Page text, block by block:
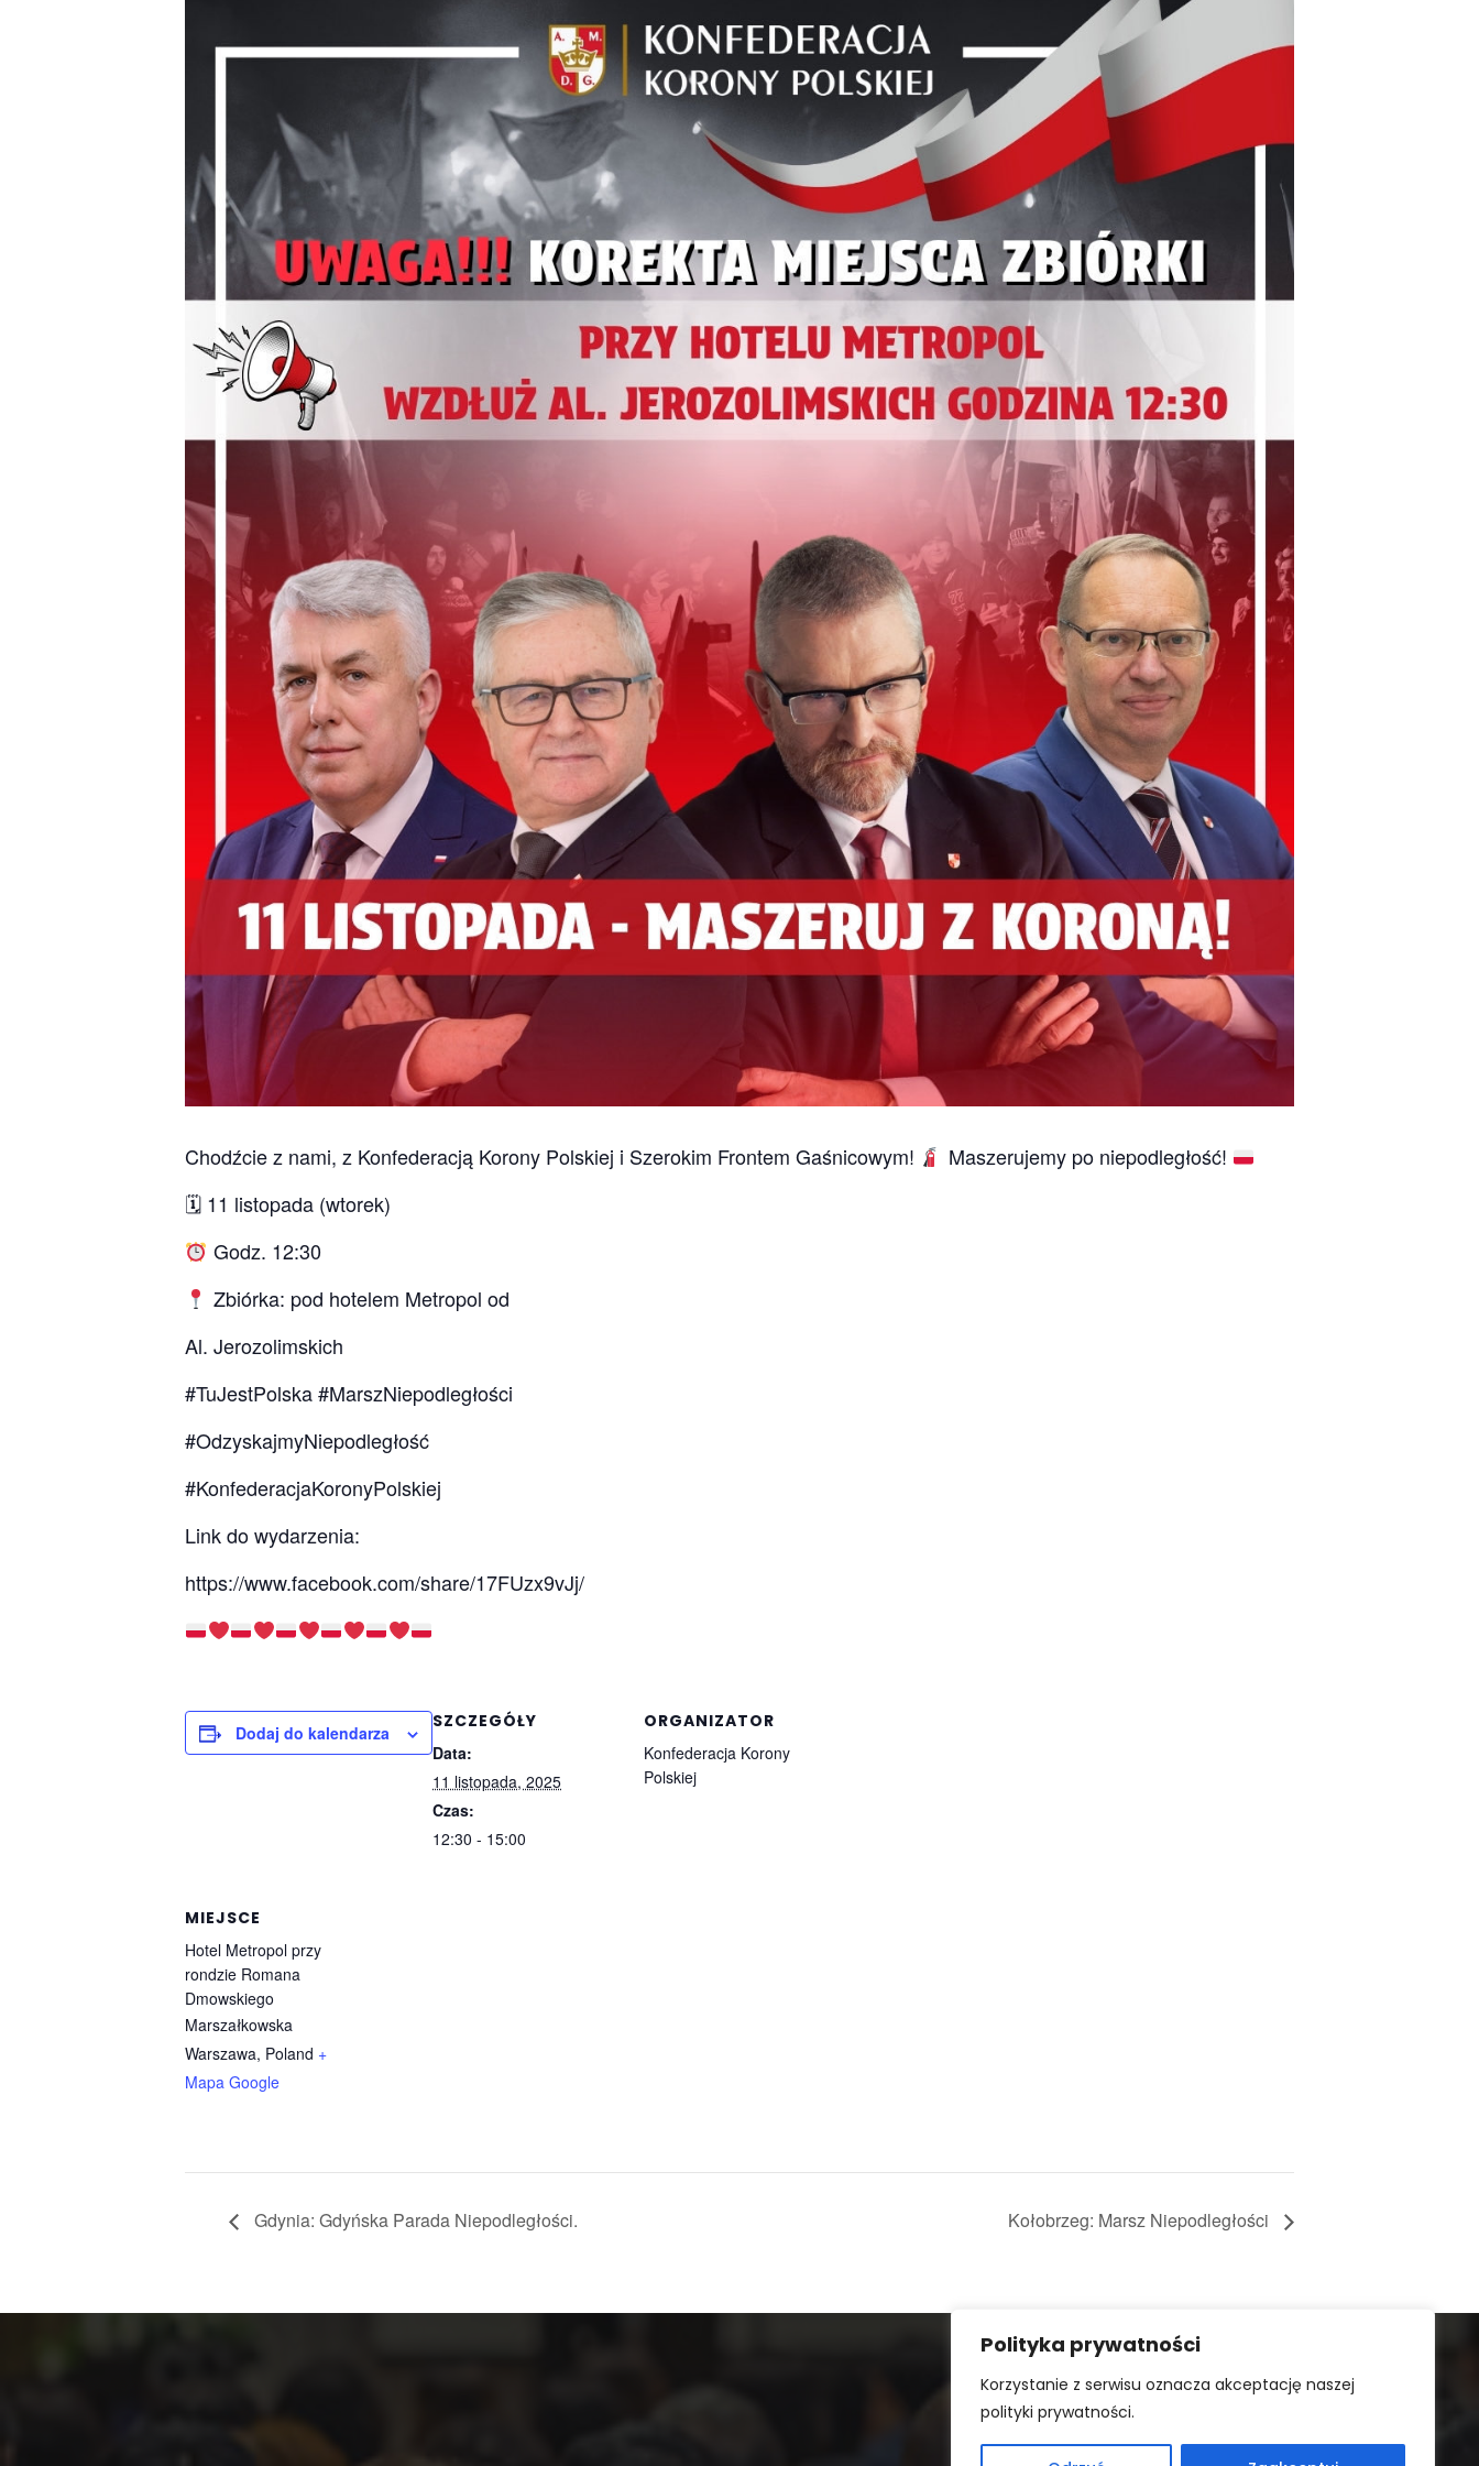
Polityka prywatności
Korzystanie z serwisu oznacza akceptację naszej
polityki prywatności.
Chodźcie z nami, z Konfederacją Korony Polskiej i Szerokim Frontem Gaśnicowym!
Maszerujemy po niepodległość!
🗓 11 listopada (wtorek)
Godz. 12:30
Zbiórka: pod hotelem Metropol od
Al. Jerozolimskich
#TuJestPolska #MarszNiepodległości
#OdzyskajmyNiepodległość
#KonfederacjaKoronyPolskiej
Link do wydarzenia:
https://www.facebook.com/share/17FUzx9vJj/
Dodaj do kalendarza
SZCZEGÓŁY
Data:
11 listopada, 2025
Czas:
12:30 - 15:00
ORGANIZATOR
Konfederacja Korony
Polskiej
MIEJSCE
Hotel Metropol przy
rondzie Romana
Dmowskiego
Marszałkowska
Warszawa, Poland +
Mapa Google
Gdynia: Gdyńska Parada Niepodległości. Kołobrzeg: Marsz Niepodległości